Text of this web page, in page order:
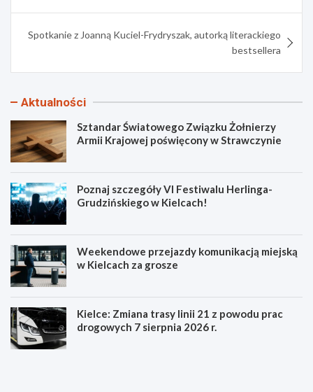
Spotkanie z Joanną Kuciel-Frydryszak, autorką literackiego
bestsellera
Aktualności
Sztandar Światowego Związku Żołnierzy
Armii Krajowej poświęcony w Strawczynie
Poznaj szczegóły VI Festiwalu Herlinga-
Grudzińskiego w Kielcach!
Weekendowe przejazdy komunikacją miejską
w Kielcach za grosze
Kielce: Zmiana trasy linii 21 z powodu prac
drogowych 7 sierpnia 2026 r.
S
P